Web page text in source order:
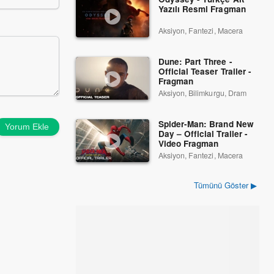
Yorum Ekle
Yazılı Resmi Fragman
Aksiyon, Fantezi, Macera
Dune: Part Three -
Official Teaser Trailer -
Fragman
Aksiyon, Bilimkurgu, Dram
Spider-Man: Brand New
Day – Official Trailer -
Video Fragman
Aksiyon, Fantezi, Macera
Tümünü Göster ▶